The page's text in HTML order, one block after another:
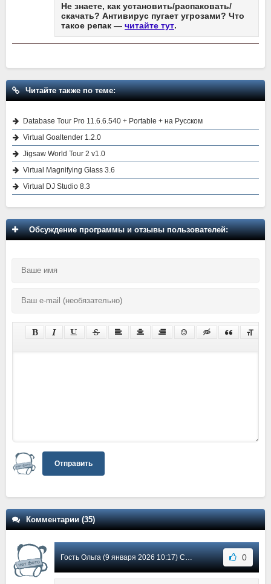
Не знаете, как установить/распаковать/
скачать? Антивирус пугает угрозами? Что
такое репак — читайте тут.
Читайте также по теме:
Database Tour Pro 11.6.6.540 + Portable + на Русском
Virtual Goaltender 1.2.0
Jigsaw World Tour 2 v1.0
Virtual Magnifying Glass 3.6
Virtual DJ Studio 8.3
Обсуждение программы и отзывы пользователей:
Отправить
Комментарии (35)
Гость Ольга (9 января 2026 10:17) Сообщение #35 0